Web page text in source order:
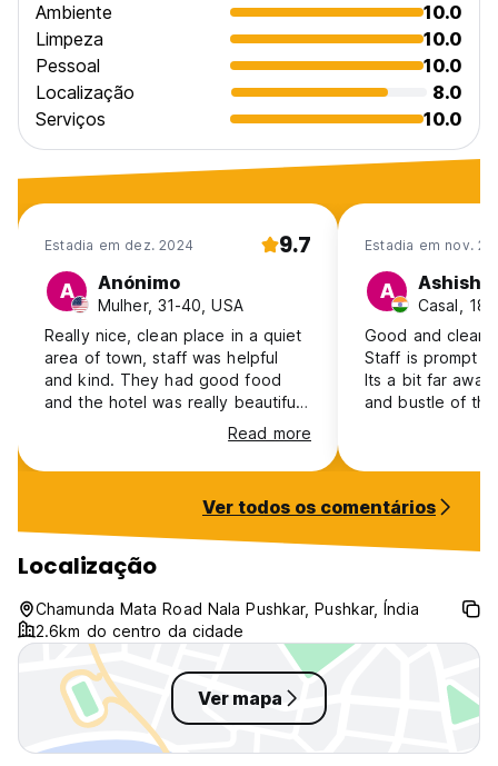
Ambiente
10.0
Limpeza
10.0
Pessoal
10.0
Localização
8.0
Serviços
10.0
Estadia em dez. 2024 9.7
A Anónimo
Mulher, 31-40, USA
Really nice, clean place in a quiet
area of town, staff was helpful
and kind. They had good food
and the hotel was really beautiful!
Read more
Estadia em nov.
A Ashish
Casal,
Good and clean
Staff is prompt
Its a bit far away
and bustle of
Ver todos os comentários
Localização
Chamunda Mata Road Nala Pushkar, Pushkar, Índia
2.6km do centro da cidade
Ver mapa